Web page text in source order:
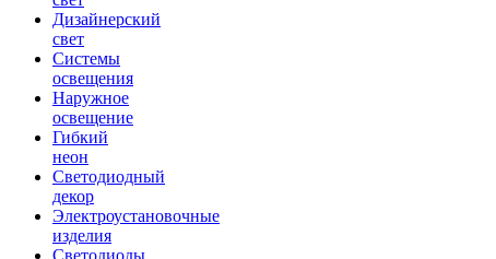
Дизайнерский
свет
Системы
освещения
Наружное
освещение
Гибкий
неон
Светодиодный
декор
Электроустановочные
изделия
Светодиоды